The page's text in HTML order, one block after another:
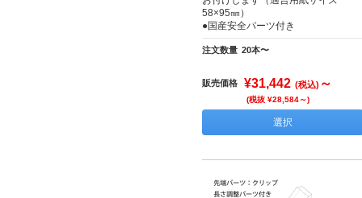
58×95㎜）
●国産安全パーツ付き
注文数量 20本〜
販売価格 ¥31,442 (税込) ～
(税抜 ¥28,584～)
選択